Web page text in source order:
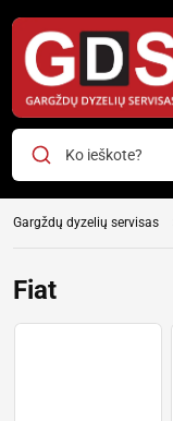
Ko ieškote?
Gargždų dyzelių servisas
Fiat